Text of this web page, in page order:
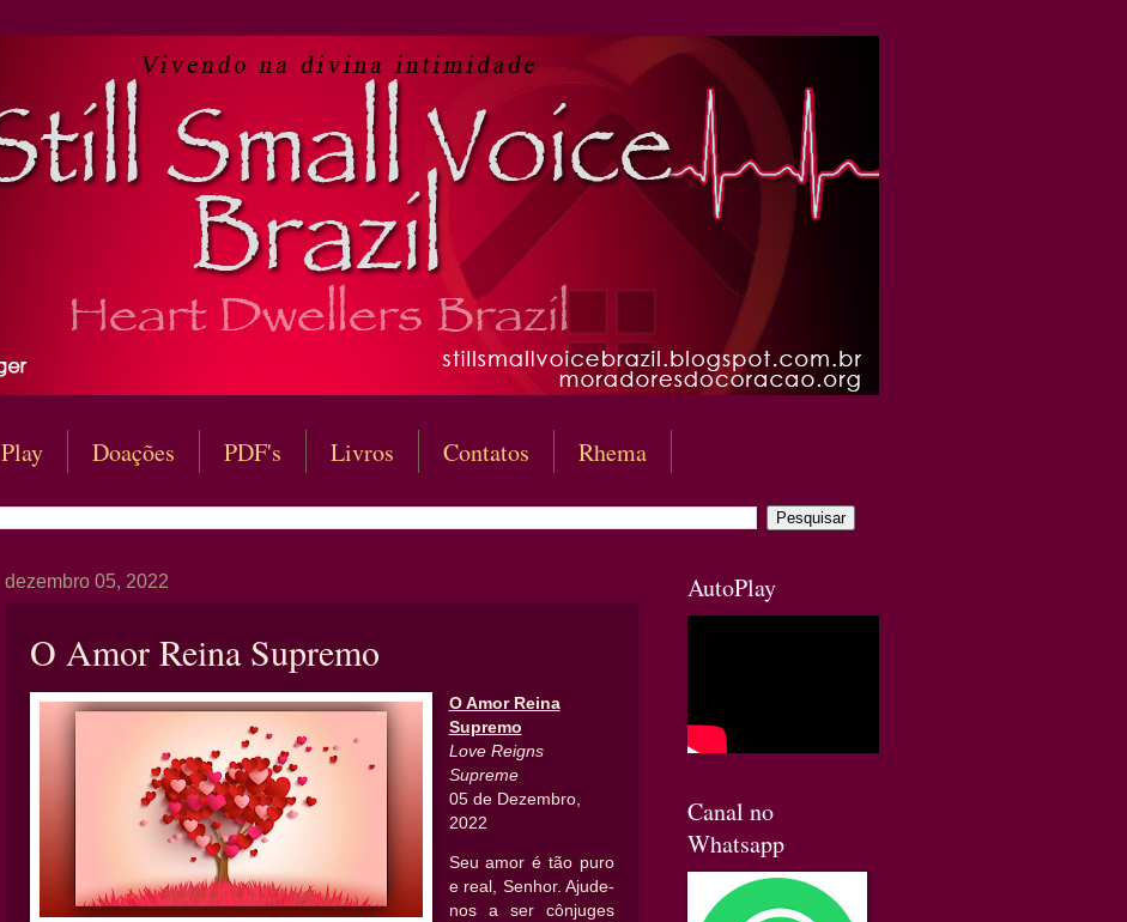
Play Doações PDF's Livros Contatos Rhema
dezembro 05, 2022
O Amor Reina Supremo
O Amor Reina
Supremo
Love Reigns
Supreme
05 de Dezembro,
2022
Seu amor é tão puro
e real, Senhor. Ajude-
nos a ser cônjuges
AutoPlay
Canal no
Whatsapp